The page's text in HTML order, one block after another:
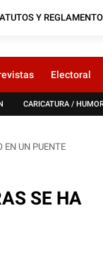
Y
Electoral
CARICATURA /
EN UN PUENTE
SE HA